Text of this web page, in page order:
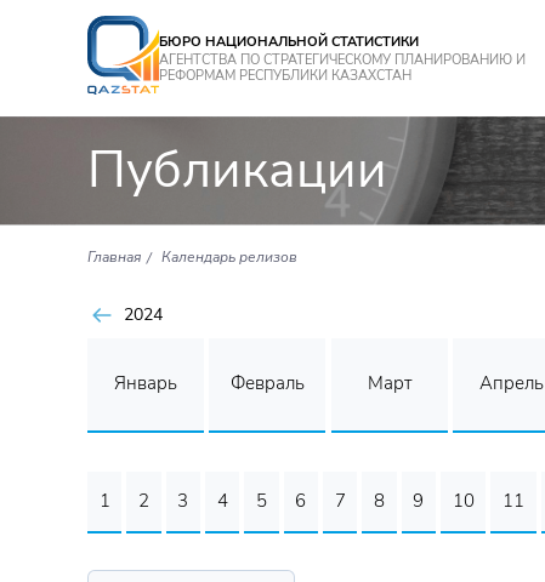
БЮРО НАЦИОНАЛЬНОЙ СТАТИСТИКИ
АГЕНТСТВА ПО СТРАТЕГИЧЕСКОМУ ПЛАНИРОВАНИЮ И
РЕФОРМАМ РЕСПУБЛИКИ КАЗАХСТАН
Публикации
Главная Календарь релизов
2024
Январь Февраль Март Апрель
1 2 3 4 5 6 7 8 9 10 11